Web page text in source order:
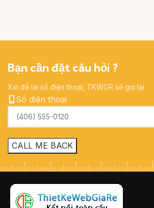
Bạn cần đặt câu hỏi ?
Xin để lại số điện thoại, TKWGR sẽ gọi lại
Số điện thoại